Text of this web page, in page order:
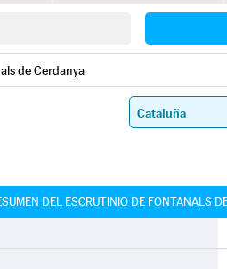
de Cerdanya
DEL ESCRUTINIO DE FONTANALS